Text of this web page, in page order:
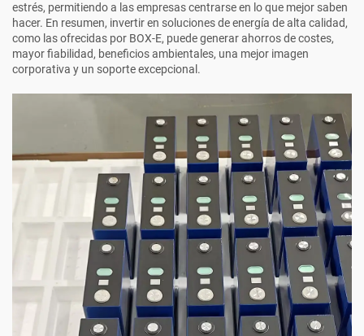
estrés, permitiendo a las empresas centrarse en lo que mejor saben
hacer. En resumen, invertir en soluciones de energía de alta calidad,
como las ofrecidas por BOX-E, puede generar ahorros de costes,
mayor fiabilidad, beneficios ambientales, una mejor imagen
corporativa y un soporte excepcional.